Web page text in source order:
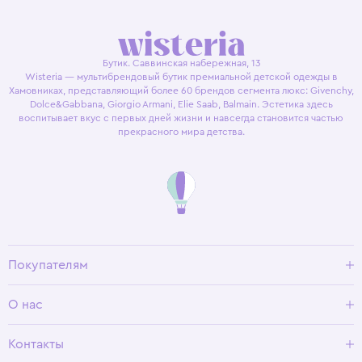
Бутик. Саввинская набережная, 13
Wisteria — мультибрендовый бутик премиальной детской одежды в
Хамовниках, представляющий более 60 брендов сегмента люкс: Givenchy,
Dolce&Gabbana, Giorgio Armani, Elie Saab, Balmain. Эстетика здесь
воспитывает вкус с первых дней жизни и навсегда становится частью
прекрасного мира детства.
Покупателям
Условия возврата
О нас
Программа лояльности
Контакты